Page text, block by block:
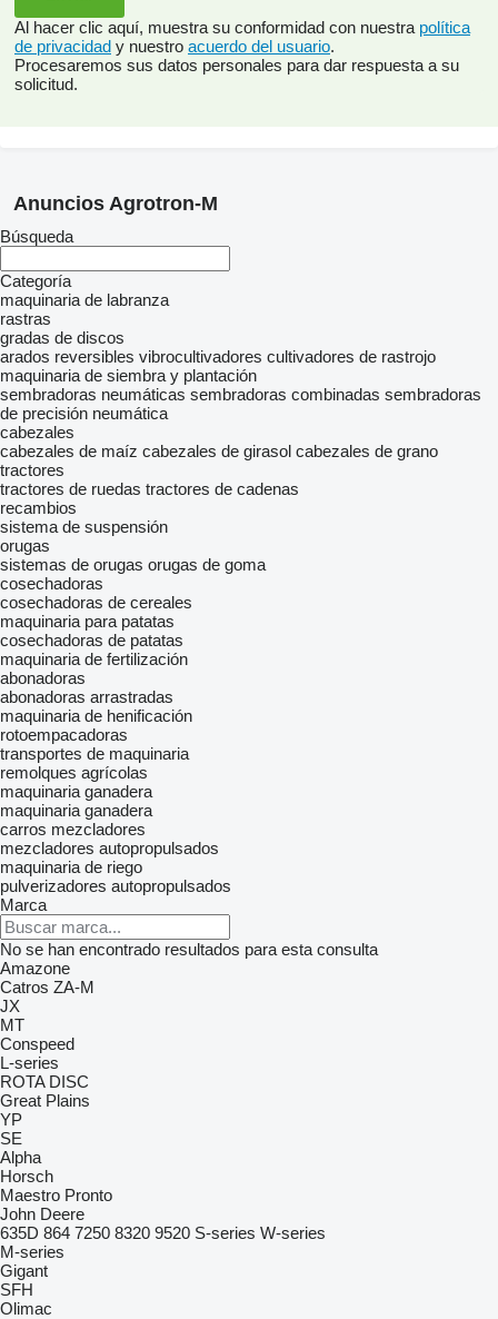
Al hacer clic aquí, muestra su conformidad con nuestra política
de privacidad y nuestro acuerdo del usuario.
Procesaremos sus datos personales para dar respuesta a su
solicitud.
Anuncios Agrotron-M
Búsqueda
Categoría
maquinaria de labranza
rastras
gradas de discos
arados reversibles vibrocultivadores cultivadores de rastrojo
maquinaria de siembra y plantación
sembradoras neumáticas sembradoras combinadas sembradoras
de precisión neumática
cabezales
cabezales de maíz cabezales de girasol cabezales de grano
tractores
tractores de ruedas tractores de cadenas
recambios
sistema de suspensión
orugas
sistemas de orugas orugas de goma
cosechadoras
cosechadoras de cereales
maquinaria para patatas
cosechadoras de patatas
maquinaria de fertilización
abonadoras
abonadoras arrastradas
maquinaria de henificación
rotoempacadoras
transportes de maquinaria
remolques agrícolas
maquinaria ganadera
maquinaria ganadera
carros mezcladores
mezcladores autopropulsados
maquinaria de riego
pulverizadores autopropulsados
Marca
No se han encontrado resultados para esta consulta
Amazone
Catros ZA-M
JX
MT
Conspeed
L-series
ROTA DISC
Great Plains
YP
SE
Alpha
Horsch
Maestro Pronto
John Deere
635D 864 7250 8320 9520 S-series W-series
M-series
Gigant
SFH
Olimac